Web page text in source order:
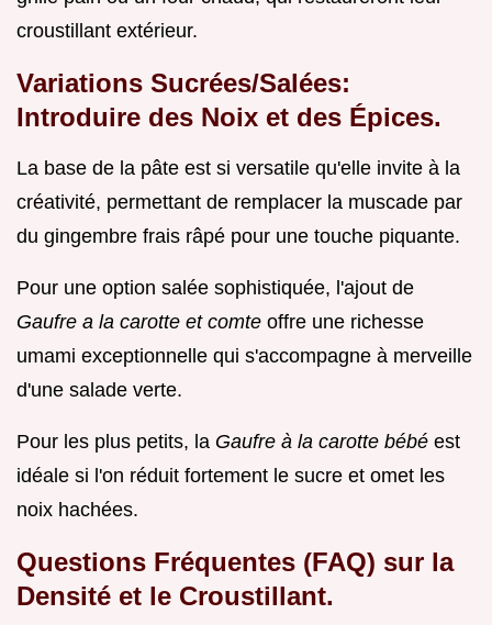
croustillant extérieur.
Variations Sucrées/Salées:
Introduire des Noix et des Épices.
La base de la pâte est si versatile qu'elle invite à la
créativité, permettant de remplacer la muscade par
du gingembre frais râpé pour une touche piquante.
Pour une option salée sophistiquée, l'ajout de
Gaufre a la carotte et comte offre une richesse
umami exceptionnelle qui s'accompagne à merveille
d'une salade verte.
Pour les plus petits, la Gaufre à la carotte bébé est
idéale si l'on réduit fortement le sucre et omet les
noix hachées.
Questions Fréquentes (FAQ) sur la
Densité et le Croustillant.